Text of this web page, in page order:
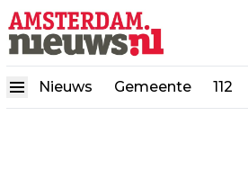
Nieuws Gemeente 112